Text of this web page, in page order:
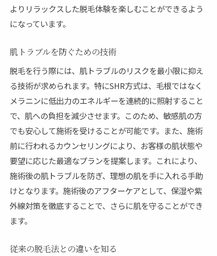
よりリラックスした脱毛体験を楽しむことができるよう
になっています。
肌トラブルを防ぐための技術
脱毛を行う際には、肌トラブルのリスクを最小限に抑え
る技術が求められます。特にSHR方式は、毛根ではなく
メラニンに低出力のエネルギーを連続的に照射すること
で、肌への負担を減少させます。このため、敏感肌の方
でも安心して施術を受けることが可能です。また、施術
前に行われるカウンセリングにより、お客様の肌状態や
要望に応じた最適なプランを提案します。これにより、
施術後の肌トラブルを防ぎ、理想の肌を手に入れる手助
けとなります。施術後のアフターケアとして、保湿や紫
外線対策を徹底することで、さらに肌を守ることができ
ます。
従来の脱毛法との違いを知る